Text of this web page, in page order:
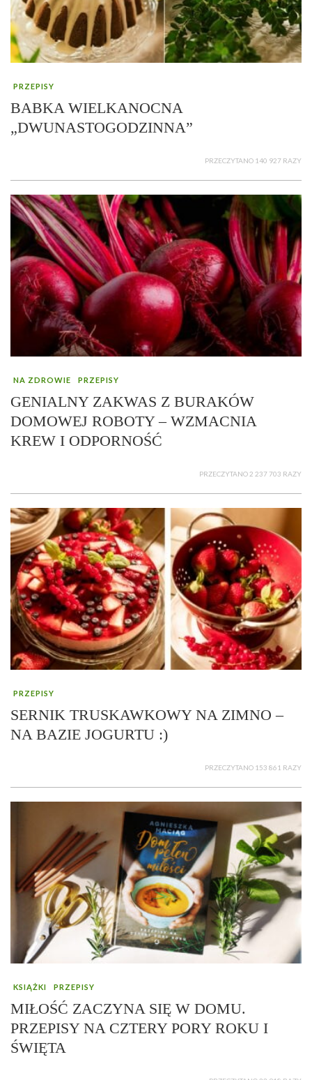
PRZEPISY
BABKA WIELKANOCNA
„DWUNASTOGODZINNA”
PRZECZYTANO 140 927 RAZY
NA ZDROWIE PRZEPISY
GENIALNY ZAKWAS Z BURAKÓW
DOMOWEJ ROBOTY – WZMACNIA
KREW I ODPORNOŚĆ
PRZECZYTANO 2 237 703 RAZY
PRZEPISY
SERNIK TRUSKAWKOWY NA ZIMNO –
NA BAZIE JOGURTU :)
PRZECZYTANO 153 861 RAZY
KSIĄŻKI PRZEPISY
MIŁOŚĆ ZACZYNA SIĘ W DOMU.
PRZEPISY NA CZTERY PORY ROKU I
ŚWIĘTA